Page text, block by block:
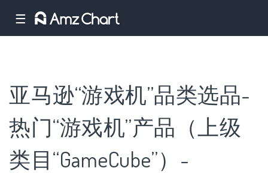
☰
亚马逊“游戏机”品类选品-
热门“游戏机”产品（上级
类目“GameCube”）-